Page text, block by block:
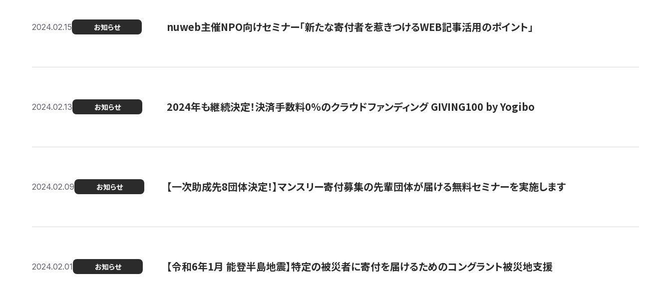
2024.02.15 お知らせ nuweb主催NPO向けセミナー「新たな寄付者を惹きつけるWEB記事活用のポイント」
2024.02.13 お知らせ 2024年も継続決定！決済手数料0％のクラウドファンディング GIVING100 by Yogibo
2024.02.09 お知らせ 【一次助成先8団体決定！】マンスリー寄付募集の先輩団体が届ける無料セミナーを実施します
2024.02.01 お知らせ 【令和6年1月 能登半島地震】特定の被災者に寄付を届けるためのコングラント被災地支援